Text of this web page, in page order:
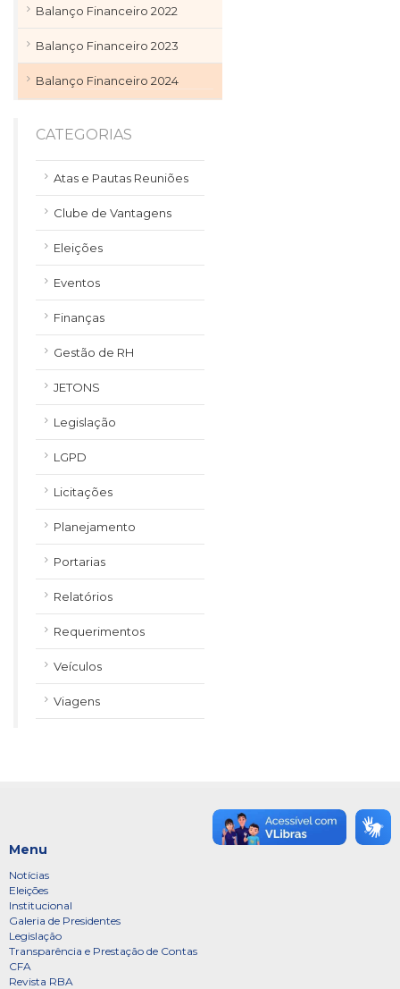
Balanço Financeiro 2022
Balanço Financeiro 2023
Balanço Financeiro 2024
CATEGORIAS
Atas e Pautas Reuniões
Clube de Vantagens
Eleições
Eventos
Finanças
Gestão de RH
JETONS
Legislação
LGPD
Licitações
Planejamento
Portarias
Relatórios
Requerimentos
Veículos
Viagens
Menu
Notícias
Eleições
Institucional
Galeria de Presidentes
Legislação
Transparência e Prestação de Contas
CFA
Revista RBA